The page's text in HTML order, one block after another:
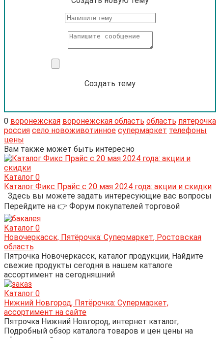
Создать тему
0 воронежская воронежская область область пятерочка
россия село новоживотинное супермаркет телефоны
цены
Вам также может быть интересно
Каталог 0
Каталог Фикс Прайс с 20 мая 2024 года: акции и скидки
Здесь вы можете задать интересующие вас вопросы
Перейдите на 👉 Форум покупателей торговой
Каталог 0
Новочеркасск, Пятёрочка: Супермаркет, Ростовская
область
Пятрочка Новочеркасск, каталог продукции, Найдите
свежие продукты сегодня в нашем каталоге
ассортимент на сегодняшний
Каталог 0
Нижний Новгород, Пятёрочка: Супермаркет,
ассортимент на сайте
Пятрочка Нижний Новгород, интернет каталог,
Подробный обзор каталога товаров и цен цены на